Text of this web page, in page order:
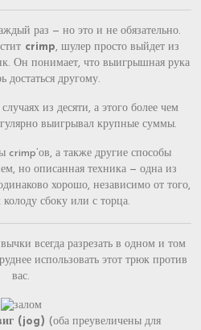
раз — но это и не обязательно.
crimp, шулер просто выйдет из
Он понимает, что выигрышная рука
достаться другому.
из десяти, а этого более чем
выигрывал крупные суммы.
а также другие способы
но описанная техника — одна из
хорошо, независимо от того,
сбоку или с торца.
всегда разрезать в одном и том
использовать этот трюк против
вас.
(jog) (оба преувеличены для